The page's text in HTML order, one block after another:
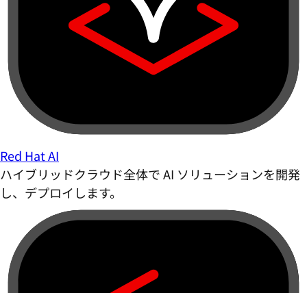
Red Hat AI
ハイブリッドクラウド全体で AI ソリューションを開発
し、デプロイします。